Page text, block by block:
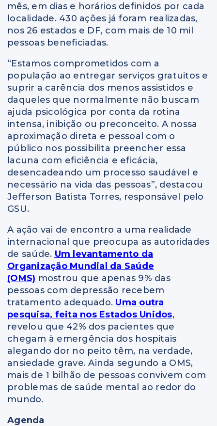
mês, em dias e horários definidos por cada
localidade. 430 ações já foram realizadas,
nos 26 estados e DF, com mais de 10 mil
pessoas beneficiadas.
“Estamos comprometidos com a
população ao entregar serviços gratuitos e
suprir a carência dos menos assistidos e
daqueles que normalmente não buscam
ajuda psicológica por conta da rotina
intensa, inibição ou preconceito. A nossa
aproximação direta e pessoal com o
público nos possibilita preencher essa
lacuna com eficiência e eficácia,
desencadeando um processo saudável e
necessário na vida das pessoas”, destacou
Jefferson Batista Torres, responsável pelo
GSU.
A ação vai de encontro a uma realidade
internacional que preocupa as autoridades
de saúde. Um levantamento da
Organização Mundial da Saúde
(OMS) mostrou que apenas 9% das
pessoas com depressão recebem
tratamento adequado. Uma outra
pesquisa, feita nos Estados Unidos,
revelou que 42% dos pacientes que
chegam à emergência dos hospitais
alegando dor no peito têm, na verdade,
ansiedade grave. Ainda segundo a OMS,
mais de 1 bilhão de pessoas convivem com
problemas de saúde mental ao redor do
mundo.
Agenda